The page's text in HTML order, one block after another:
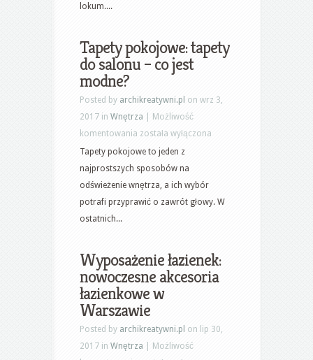
lokum....
Tapety pokojowe: tapety
do salonu – co jest
modne?
Posted by archikreatywni.pl on wrz 3,
2017 in Wnętrza
Możliwość
komentowania Tapety
pokojowe:
tapety
do
salonu
modne?
została wyłączona
Tapety pokojowe to jeden z
najprostszych sposobów na
odświeżenie wnętrza, a ich wybór
potrafi przyprawić o zawrót głowy. W
ostatnich...
Wyposażenie łazienek:
nowoczesne akcesoria
łazienkowe w
Warszawie
Posted by archikreatywni.pl on lip 30,
2017 in Wnętrza
Możliwość